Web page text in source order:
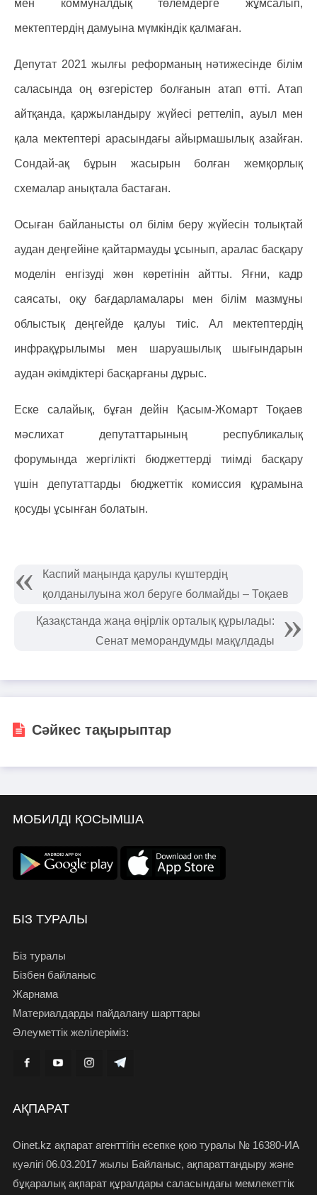
мен коммуналдық төлемдерге жұмсалып,
мектептердің дамуына мүмкіндік қалмаған.
Депутат 2021 жылғы реформаның нәтижесінде білім
саласында оң өзгерістер болғанын атап өтті. Атап
айтқанда, қаржыландыру жүйесі реттеліп, ауыл мен
қала мектептері арасындағы айырмашылық азайған.
Сондай-ақ бұрын жасырын болған жемқорлық
схемалар анықтала бастаған.
Осыған байланысты ол білім беру жүйесін толықтай
аудан деңгейіне қайтармауды ұсынып, аралас басқару
моделін енгізуді жөн көретінін айтты. Яғни, кадр
саясаты, оқу бағдарламалары мен білім мазмұны
облыстық деңгейде қалуы тиіс. Ал мектептердің
инфрақұрылымы мен шаруашылық шығындарын
аудан әкімдіктері басқарғаны дұрыс.
Еске салайық, бұған дейін Қасым-Жомарт Тоқаев
мәслихат депутаттарының республикалық
форумында жергілікті бюджеттерді тиімді басқару
үшін депутаттарды бюджеттік комиссия құрамына
қосуды ұсынған болатын.
Каспий маңында қарулы күштердің
қолданылуына жол беруге болмайды – Тоқаев
Қазақстанда жаңа өңірлік орталық құрылады:
Сенат меморандумды мақұлдады
Сәйкес тақырыптар
МОБИЛДІ ҚОСЫМША
БІЗ ТУРАЛЫ
Біз туралы
Бізбен байланыс
Жарнама
Материалдарды пайдалану шарттары
Әлеуметтік желілеріміз:
АҚПАРАТ
Oinet.kz ақпарат агенттігін есепке қою туралы № 16380-ИА
куәлігі 06.03.2017 жылы Байланыс, ақпараттандыру және
бұқаралық ақпарат құралдары саласындағы мемлекеттік